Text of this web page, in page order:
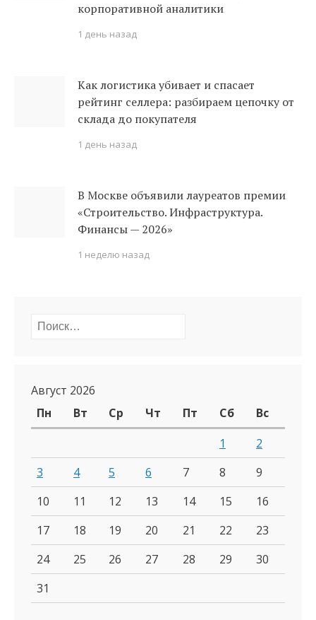
корпоративной аналитики
1 день назад
Как логистика убивает и спасает
рейтинг селлера: разбираем цепочку от
склада до покупателя
1 день назад
В Москве объявили лауреатов премии
«Строительство. Инфраструктура.
Финансы — 2026»
1 неделю назад
Найти:
Август 2026
Пн
Вт Ср Чт Пт Сб
Вс
1
2
3
4 5 6 7 8
9
10
11 12 13 14 15
16
17
18 19 20 21 22
23
24
25 26 27 28 29
30
31